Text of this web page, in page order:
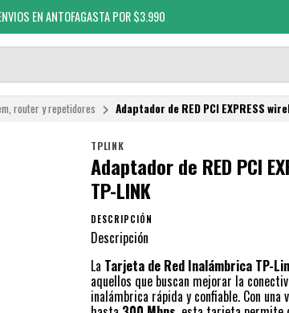
EN ANTOFAGASTA POR $3.990
router y repetidores Adaptador de RED PCI EXPRESS
TPLINK
Adaptador de RED PCI
TP-LINK
DESCRIPCIÓN
Descripción
La Tarjeta de Red Inalámbrica TP-
aquellos que buscan mejorar la
inalámbrica rápida y confiable. Con